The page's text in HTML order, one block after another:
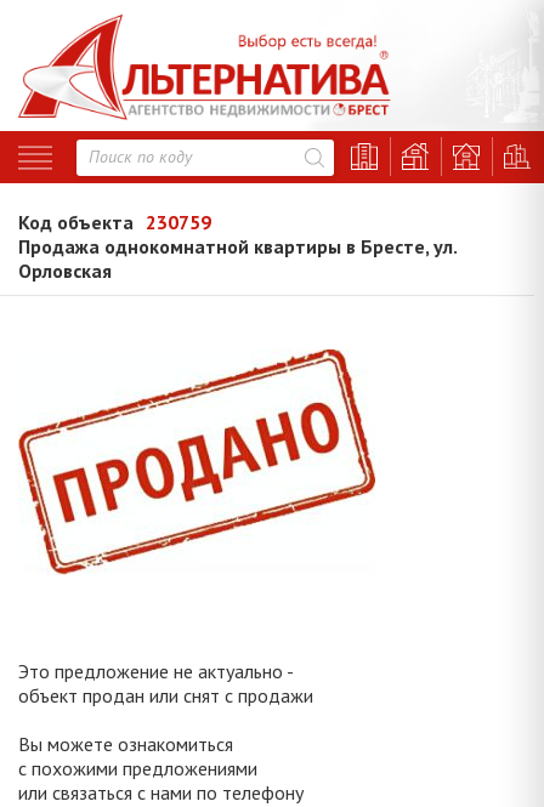
Код объекта 230759
Продажа однокомнатной квартиры в Бресте, ул.
Орловская
Это предложение не актуально -
объект продан или снят с продажи
Вы можете ознакомиться
с похожими предложениями
или связаться с нами по телефону